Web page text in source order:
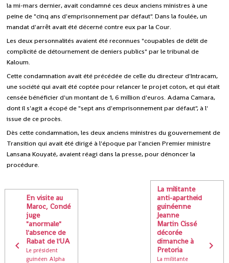
la mi-mars dernier, avait condamné ces deux anciens ministres à une
peine de "cinq ans d'emprisonnement par défaut". Dans la foulée, un
mandat d'arrêt avait été décerné contre eux par la Cour.
Les deux personnalités avaient été reconnues "coupables de délit de
complicité de détournement de deniers publics" par le tribunal de
Kaloum.
Cette condamnation avait été précédée de celle du directeur d'Intracam,
une société qui avait été coptée pour relancer le projet coton, et qui était
censée bénéficier d'un montant de 1, 6 million d'euros. Adama Camara,
dont il s'agit a écopé de "sept ans d'emprisonnement par défaut", à l'
issue de ce procès.
Dès cette condamnation, les deux anciens ministres du gouvernement de
Transition qui avait été dirigé à l'époque par l'ancien Premier ministre
Lansana Kouyaté, avaient réagi dans la presse, pour dénoncer la
procédure.
En visite au
Maroc, Condé
juge
"anormale"
l'absence de
Rabat de l'UA
Le président
guinéen Alpha
La militante
anti-apartheid
guinéenne
Jeanne
Martin Cissé
décorée
dimanche à
Pretoria
La militante